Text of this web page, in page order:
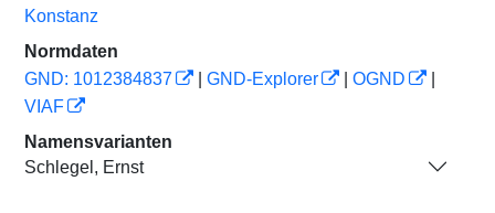
Konstanz
Normdaten
GND: 1012384837
GND-Explorer OGND
VIAF
Namensvarianten
Schlegel, Ernst